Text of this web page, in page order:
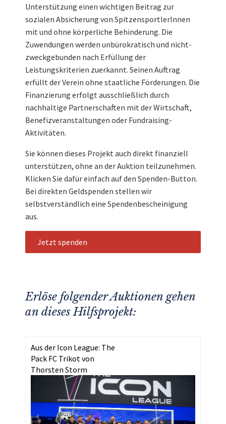
Unterstützung einen wichtigen Beitrag zur
sozialen Absicherung von SpitzensportlerInnen
mit und ohne körperliche Behinderung. Die
Zuwendungen werden unbürokratisch und nicht-
zweckgebunden nach Erfüllung der
Leistungskriterien zuerkannt. Seinen Auftrag
erfüllt der Verein ohne staatliche Förderungen. Die
Finanzierung erfolgt ausschließlich durch
nachhaltige Partnerschaften mit der Wirtschaft,
Benefizveranstaltungen oder Fundraising-
Aktivitäten.
Sie können dieses Projekt auch direkt finanziell
unterstützen, ohne an der Auktion teilzunehmen.
Klicken Sie dafür einfach auf den Spenden-Button.
Bei direkten Geldspenden stellen wir
selbstverständlich eine Spendenbescheinigung
aus.
Jetzt spenden
Erlöse folgender Auktionen gehen
an dieses Hilfsprojekt:
Aus der Icon League: The
Pack FC Trikot von
Thorsten Storm